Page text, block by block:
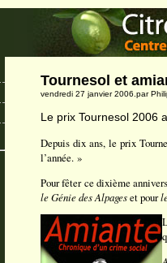
Tournesol et
vendredi 27 janvier 2006.par
Le prix Tournesol 2006
Depuis dix ans, le prix
l’année. »
Pour fêter ce dixième
le Génie des Alpageset pour